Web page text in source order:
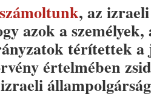
, az
azok a
térítettek a
értelmében